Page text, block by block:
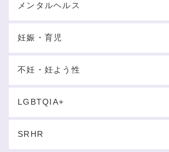
メンタルヘルス
妊娠・育児
不妊・妊よう性
LGBTQIA+
SRHR